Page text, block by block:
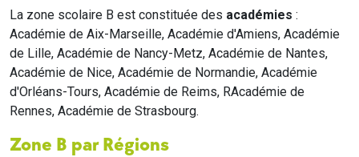
La zone scolaire B est constituée des académies :
Académie de Aix-Marseille, Académie d'Amiens, Académie
de Lille, Académie de Nancy-Metz, Académie de Nantes,
Académie de Nice, Académie de Normandie, Académie
d'Orléans-Tours, Académie de Reims, RAcadémie de
Rennes, Académie de Strasbourg.
Zone B par Régions